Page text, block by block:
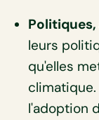
leurs
qu'elles
l'adoption